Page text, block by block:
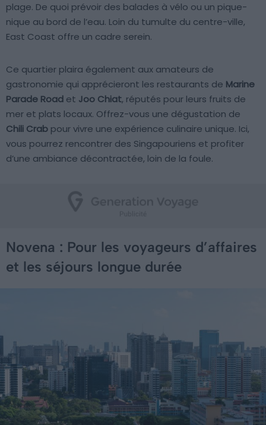
plage. De quoi prévoir des balades à vélo ou un pique-
nique au bord de l’eau. Loin du tumulte du centre-ville,
East Coast offre un cadre serein.
Ce quartier plaira également aux amateurs de
gastronomie qui apprécieront les restaurants de Marine
Parade Road et Joo Chiat, réputés pour leurs fruits de
mer et plats locaux. Offrez-vous une dégustation de
Chili Crab pour vivre une expérience culinaire unique. Ici,
vous pourrez rencontrer des Singapouriens et profiter
d’une ambiance décontractée, loin de la foule.
Novena : Pour les voyageurs d’affaires
et les séjours longue durée